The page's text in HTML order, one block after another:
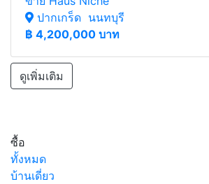
ปากเกร็ด นนทบุรี
฿ 4,200,000 บาท
ดูเพิ่มเติม
ซื้อ
ทั้งหมด
บ้านเดี่ยว